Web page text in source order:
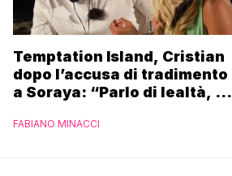
Temptation Island, Cristian
dopo l’accusa di tradimento
a Soraya: “Parlo di lealtà, ma
FABIANO MINACCI